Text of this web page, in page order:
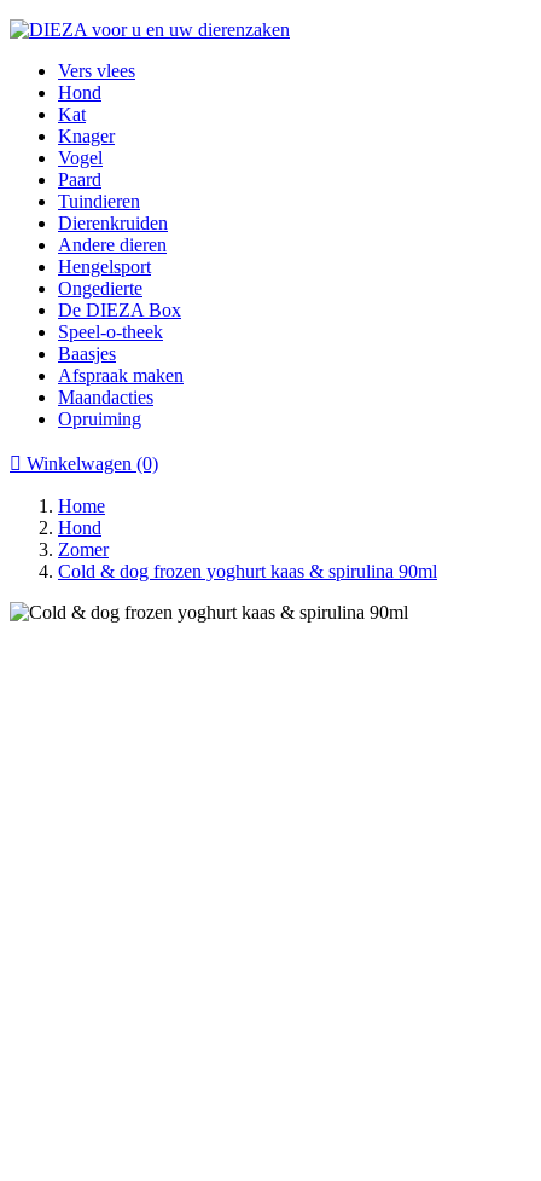
Vers vlees
Hond
Kat
Knager
Vogel
Paard
Tuindieren
Dierenkruiden
Andere dieren
Hengelsport
Ongedierte
De DIEZA Box
Speel-o-theek
Baasjes
Afspraak maken
Maandacties
Opruiming
 Winkelwagen (0)
Home
Hond
Zomer
Cold & dog frozen yoghurt kaas & spirulina 90ml